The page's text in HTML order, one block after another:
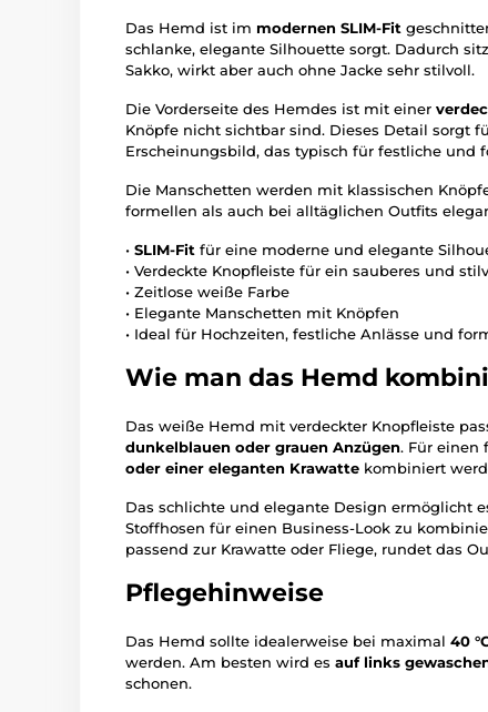
Das Hemd ist im modernen SLIM-Fit
schlanke, elegante Silhouette sorgt. Dadurch
Sakko, wirkt aber auch ohne Jacke sehr stilvoll.
Die Vorderseite des Hemdes ist mit einer
Knöpfe nicht sichtbar sind. Dieses Detail sorgt
Erscheinungsbild, das typisch für festliche und
Die Manschetten werden mit klassischen
formellen als auch bei alltäglichen Outfits
• SLIM-Fit für eine moderne und elegante
• Verdeckte Knopfleiste für ein sauberes und
• Zeitlose weiße Farbe
• Elegante Manschetten mit Knöpfen
• Ideal für Hochzeiten, festliche Anlässe und
Wie man das Hemd
Das weiße Hemd mit verdeckter Knopfleiste
dunkelblauen oder grauen Anzügen. Für einen
oder einer eleganten Krawatte kombiniert
Das schlichte und elegante Design ermöglicht
Stoffhosen für einen Business-Look zu
passend zur Krawatte oder Fliege, rundet das
Pflegehinweise
Das Hemd sollte idealerweise bei maximal 40
werden. Am besten wird es auf links
schonen.